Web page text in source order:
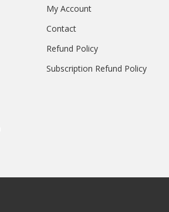
My Account
Contact
Refund Policy
Subscription Refund Policy